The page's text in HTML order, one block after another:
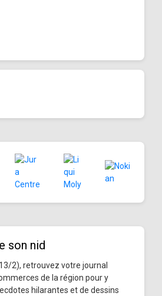
son nid
2), retrouvez votre journal
de la région pour y
hilarantes et de dessins